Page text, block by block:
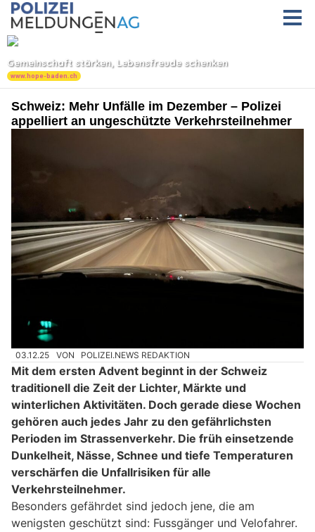
Schweiz: Mehr Unfälle im Dezember – Polizei
appelliert an ungeschützte Verkehrsteilnehmer
03.12.25 VON POLIZEI.NEWS REDAKTION
Mit dem ersten Advent beginnt in der Schweiz
traditionell die Zeit der Lichter, Märkte und
winterlichen Aktivitäten. Doch gerade diese Wochen
gehören auch jedes Jahr zu den gefährlichsten
Perioden im Strassenverkehr. Die früh einsetzende
Dunkelheit, Nässe, Schnee und tiefe Temperaturen
verschärfen die Unfallrisiken für alle
Verkehrsteilnehmer.
Besonders gefährdet sind jedoch jene, die am
wenigsten geschützt sind: Fussgänger und Velofahrer.